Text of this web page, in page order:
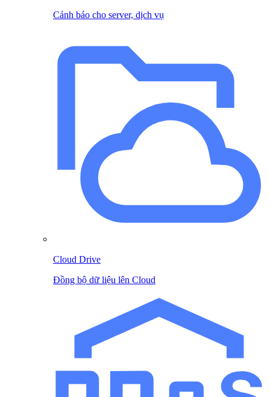
Cảnh báo cho server, dịch vụ
Cloud Drive
Đồng bộ dữ liệu lên Cloud